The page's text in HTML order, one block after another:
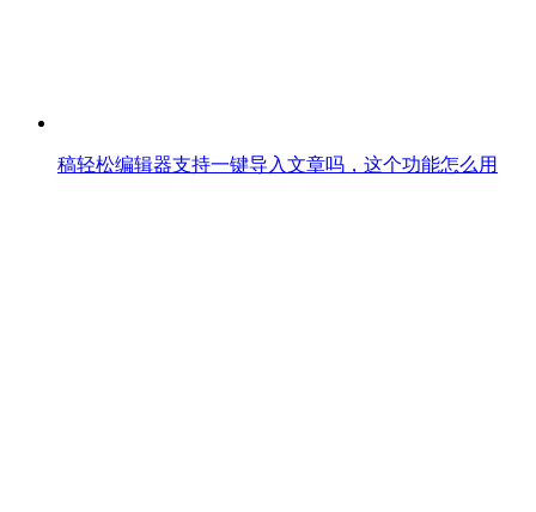
稿轻松编辑器支持一键导入文章吗，这个功能怎么用